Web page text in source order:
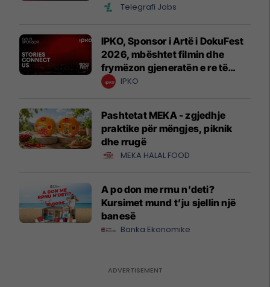
Telegrafi Jobs
IPKO, Sponsor i Artë i DokuFest
2026, mbështet filmin dhe
frymëzon gjeneratën e re të
krijuesve
IPKO
Pashtetat MEKA - zgjedhje
praktike për mëngjes, piknik
dhe rrugë
MEKA HALAL FOOD
A po don me rrnu n’deti?
Kursimet mund t’ju sjellin një
banesë
Banka Ekonomike